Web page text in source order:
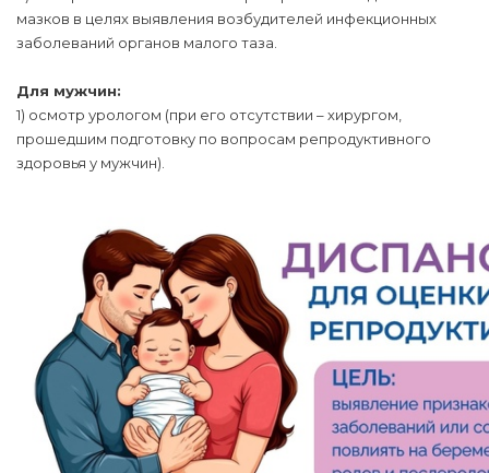
мазков в целях выявления возбудителей инфекционных
заболеваний органов малого таза.
Для мужчин:
1) осмотр урологом (при его отсутствии – хирургом,
прошедшим подготовку по вопросам репродуктивного
здоровья у мужчин).